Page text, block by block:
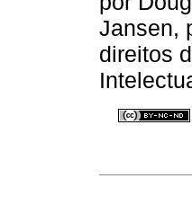
Jansen,
direitos